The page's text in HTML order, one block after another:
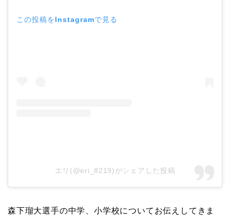
この投稿をInstagramで見る
エリ(@eri_8219)がシェアした投稿
森下瑠大選手の中学、小学校についてお伝えしてきま